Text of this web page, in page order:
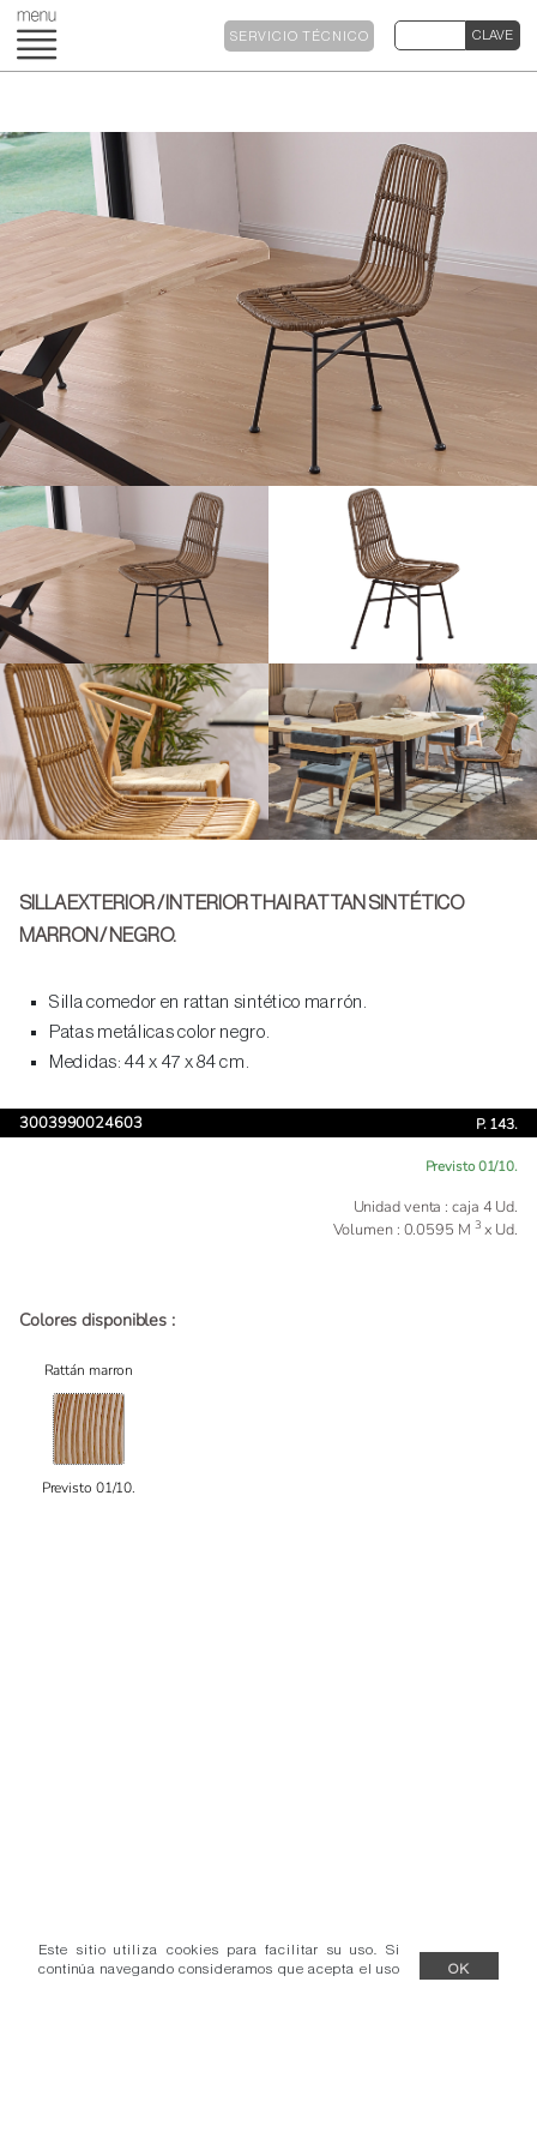
Más información
SERVICIO TÉCNICO
SILLA EXTERIOR / INTERIOR THAI RATTAN SINTÉTICO
MARRON / NEGRO.
Silla comedor en rattan sintético marrón.
Patas metálicas color negro.
Medidas: 44 x 47 x 84 cm.
3003990024603 P. 143.
Previsto 01/10.
Unidad venta : caja 4 Ud.
Volumen : 0.0595 M 3 x Ud.
Colores disponibles :
Rattán marron
Previsto 01/10.